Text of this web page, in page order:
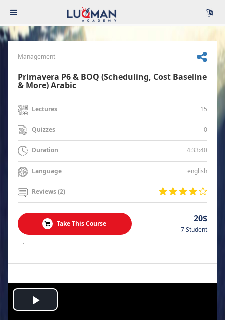
Management
Primavera P6 & BOQ (Scheduling, Cost Baseline
& More) Arabic
Lectures 15
Quizzes 0
Duration 4:33:40
Language english
Reviews (2)
Take This Course 20$
7 Student
.
Play